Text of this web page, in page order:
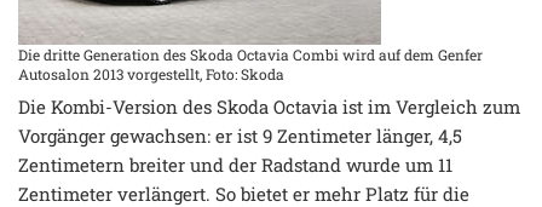
Die dritte Generation des Skoda Octavia Combi wird auf dem Genfer
Autosalon 2013 vorgestellt, Foto: Skoda
Die Kombi-Version des Skoda Octavia ist im Vergleich zum
Vorgänger gewachsen: er ist 9 Zentimeter länger, 4,5
Zentimetern breiter und der Radstand wurde um 11
Zentimeter verlängert. So bietet er mehr Platz für die